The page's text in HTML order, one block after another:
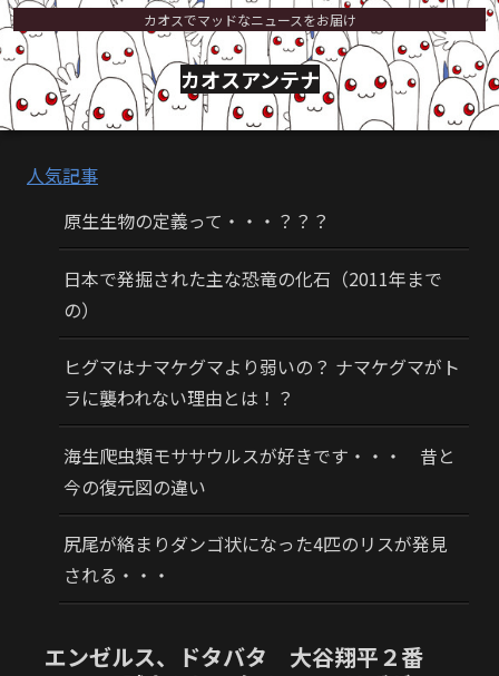
カオスでマッドなニュースをお届け
カオスアンテナ
人気記事
原生生物の定義って・・・？？？
日本で発掘された主な恐竜の化石（2011年まで
の）
ヒグマはナマケグマより弱いの？ ナマケグマがト
ラに襲われない理由とは！？
海生爬虫類モササウルスが好きです・・・ 昔と
今の復元図の違い
尻尾が絡まりダンゴ状になった4匹のリスが発見
される・・・
エンゼルス、ドタバタ 大谷翔平２番